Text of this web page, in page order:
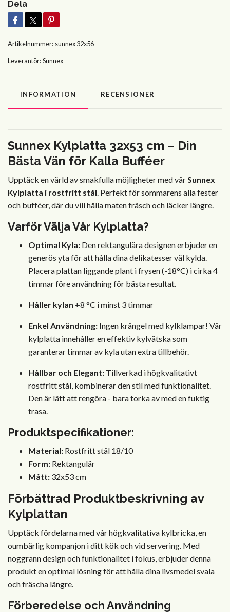
Dela
Artikelnummer: sunnex 32x56
Leverantör:Sunnex
INFORMATION RECENSIONER
Sunnex Kylplatta 32x53 cm – Din
Bästa Vän för Kalla Bufféer
Upptäck en värld av smakfulla möjligheter med vårSunnex
Kylplatta i rostfritt stål. Perfekt för sommarens alla fester
och bufféer, där du vill hålla maten fräsch och läcker längre.
Varför Välja Vår Kylplatta?
Optimal Kyla: Den rektangulära designen erbjuder en
generös yta för att hålla dina delikatesser väl kylda.
Placera plattan liggande plant i frysen (-18°C) i cirka 4
timmar före användning för bästa resultat.
Håller kylan +8 °C i minst 3 timmar
Enkel Användning: Ingen krångel med kylklampar! Vår
kylplatta innehåller en effektiv kylvätska som
garanterar timmar av kyla utan extra tillbehör.
Hållbar och Elegant: Tillverkad i högkvalitativt
rostfritt stål, kombinerar den stil med funktionalitet.
Den är lätt att rengöra - bara torka av med en fuktig
trasa.
Produktspecifikationer:
Material: Rostfritt stål 18/10
Form: Rektangulär
Mått: 32x53 cm
Förbättrad Produktbeskrivning av
Kylplattan
Upptäck fördelarna med vår högkvalitativa kylbricka, en
oumbärlig kompanjon i ditt kök och vid servering. Med
noggrann design och funktionalitet i fokus, erbjuder denna
produkt en optimal lösning för att hålla dina livsmedel svala
och fräscha längre.
Förberedelse och Användning